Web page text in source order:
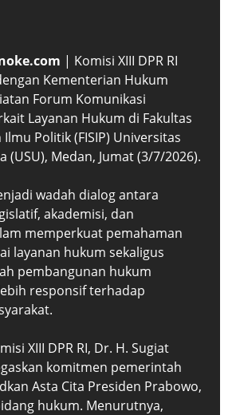
| Komisi XIII DPR RI
Kementerian Hukum
Forum Komunikasi
Layanan Hukum di Fakultas
Politik (FISIP) Universitas
(USU), Medan, Jumat (3/7/2026).
wadah dialog antara
akademisi, dan
memperkuat pemahaman
layanan hukum sekaligus
pembangunan hukum
responsif terhadap
XIII DPR RI, Dr. H. Sugiat
komitmen pemerintah
Asta Cita Presiden Prabowo,
hukum. Menurutnya,